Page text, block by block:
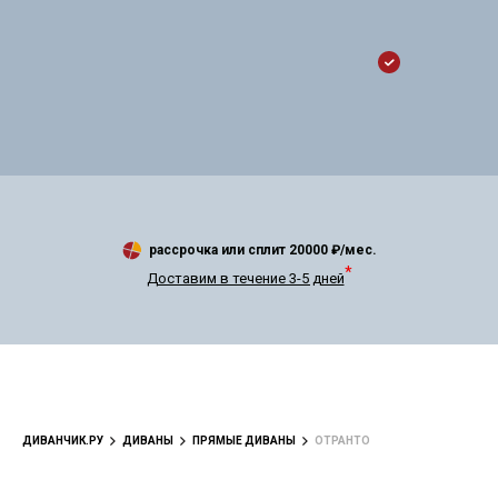
рассрочка или сплит 20000 ₽/мес.
Доставим в течение 3-5 дней*
ДИВАНЧИК.РУ ДИВАНЫ ПРЯМЫЕ ДИВАНЫ ОТРАНТО